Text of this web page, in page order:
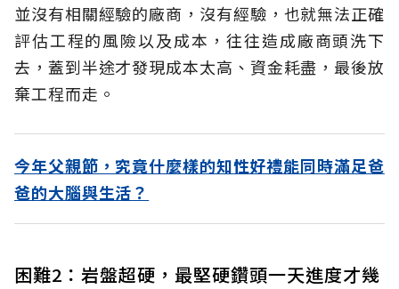
並沒有相關經驗的廠商，沒有經驗，也就無法正確
評估工程的風險以及成本，往往造成廠商頭洗下
去，蓋到半途才發現成本太高、資金耗盡，最後放
棄工程而走。
今年父親節，究竟什麼樣的知性好禮能同時滿足爸
爸的大腦與生活？
困難2：岩盤超硬，最堅硬鑽頭一天進度才幾